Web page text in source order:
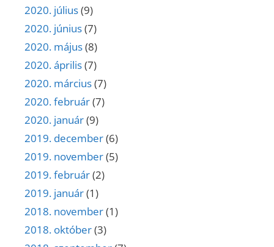
2020. július(9)
2020. június(7)
2020. május(8)
2020. április(7)
2020. március(7)
2020. február(7)
2020. január(9)
2019. december(6)
2019. november(5)
2019. február(2)
2019. január(1)
2018. november(1)
2018. október(3)